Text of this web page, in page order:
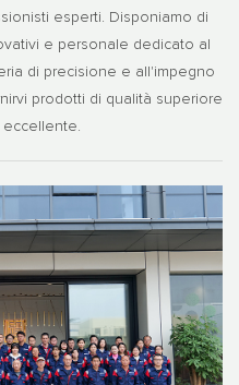
esperti. Disponiamo di
e personale dedicato al
di precisione e all'impegno
prodotti di qualità superiore